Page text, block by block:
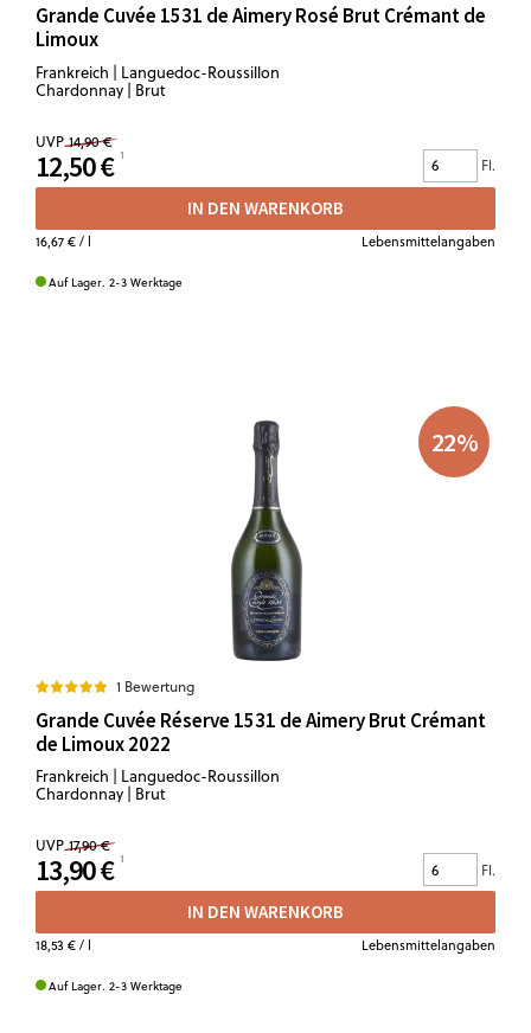
Grande Cuvée 1531 de Aimery Rosé Brut Crémant de
Limoux
Frankreich | Languedoc-Roussillon
Chardonnay | Brut
UVP 14,90 €
12,50 € Fl.
IN DEN WARENKORB
16,67 €/ l Lebensmittelangaben
Auf Lager. 2-3 Werktage
22%
1 Bewertung
Grande Cuvée Réserve 1531 de Aimery Brut Crémant
de Limoux 2022
Frankreich | Languedoc-Roussillon
Chardonnay | Brut
UVP 17,90 €
13,90 € Fl.
IN DEN WARENKORB
18,53 €/ l Lebensmittelangaben
Auf Lager. 2-3 Werktage